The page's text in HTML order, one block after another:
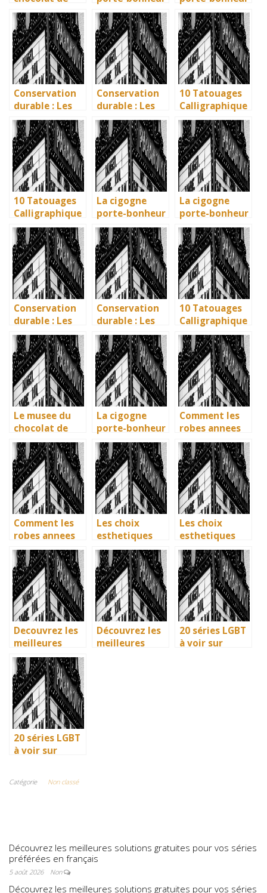
Bayonne : la
mémoire
vivante des
artisans
basques
: que dit la
légende ? Son
influence dans
la littérature
enfantine
: que dit la
légende ? Son
influence dans
la littérature
enfantine
Conservation
durable : Les
nouvelles
méthodes
écologiques du
British
Museum
Conservation
durable : Les
nouvelles
méthodes
écologiques du
British
Museum
10 Tatouages
Calligraphique
s : Citations et
Phrases
Uniques pour
immortaliser
vos amitiés
10 Tatouages
Calligraphique
s : Citations et
Phrases
Uniques pour
immortaliser
vos amitiés
La cigogne
porte-bonheur
: que dit la
légende ? Son
influence dans
la littérature
enfantine
La cigogne
porte-bonheur
: que dit la
légende ? Son
influence dans
la littérature
enfantine
Conservation
durable : Les
nouvelles
méthodes
écologiques du
British
Museum
Conservation
durable : Les
nouvelles
méthodes
écologiques du
British
Museum
10 Tatouages
Calligraphique
s : Citations et
Phrases
Uniques pour
immortaliser
vos amities
Le musee du
chocolat de
Bayonne : la
memoire
vivante des
artisans
basques
La cigogne
porte-bonheur
: que dit la
legende ? Son
influence dans
la litterature
enfantine
Comment les
robes annees
40 vintage ont
revolutionne la
mode en temps
de guerre
Comment les
robes annees
40 vintage ont
revolutionne la
mode en temps
de guerre
Les choix
esthetiques
surprenants du
generique de
Joker 2 (2024)
Les choix
esthetiques
surprenants du
generique de
Joker 2 (2024)
Decouvrez les
meilleures
solutions
gratuites pour
vos series
preferees en
francais
Découvrez les
meilleures
20 séries LGBT
à voir sur
20 séries LGBT
à voir sur
et diversité
Catégorie Non classé
Découvrez les meilleures solutions gratuites pour vos séries
préférées en français
5 août 2026 Non
Découvrez les meilleures solutions gratuites pour vos séries